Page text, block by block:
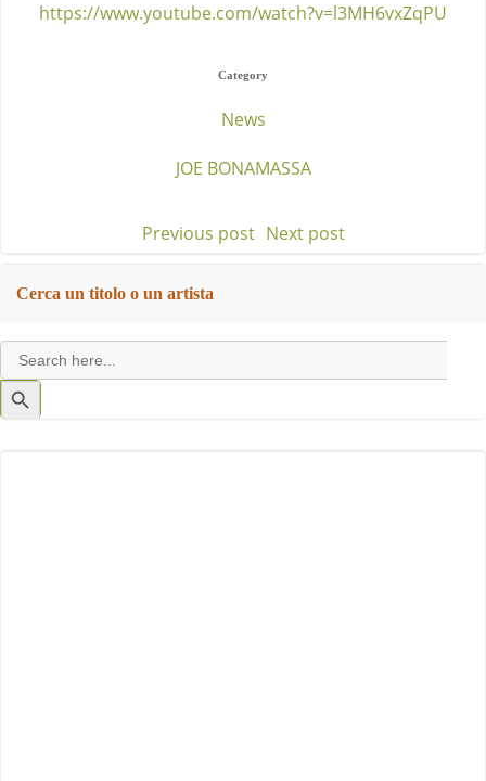
https://www.youtube.com/watch?v=l3MH6vxZqPU
Category
News
JOE BONAMASSA
Post
navigation
Previous post Post
Next post
Cerca un titolo o un artista
Search
for:
Search
Button